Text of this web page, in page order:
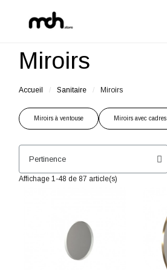
Miroirs
Accueil Sanitaire Miroirs
Miroirs à ventouse Miroirs avec cadres
Affichage 1-48 de 87 article(s)